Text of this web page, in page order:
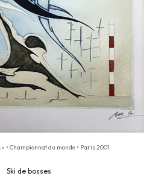
• Championnat du monde • Paris 2001
Ski de bosses